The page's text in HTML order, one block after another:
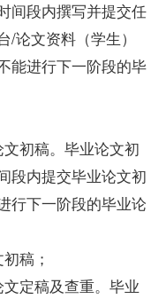
间段内撰写并提交任
论文资料（学生）
能进行下一阶段的毕
文初稿。毕业论文初
段内提交毕业论文初
行下一阶段的毕业论
稿；
文定稿及查重。毕业